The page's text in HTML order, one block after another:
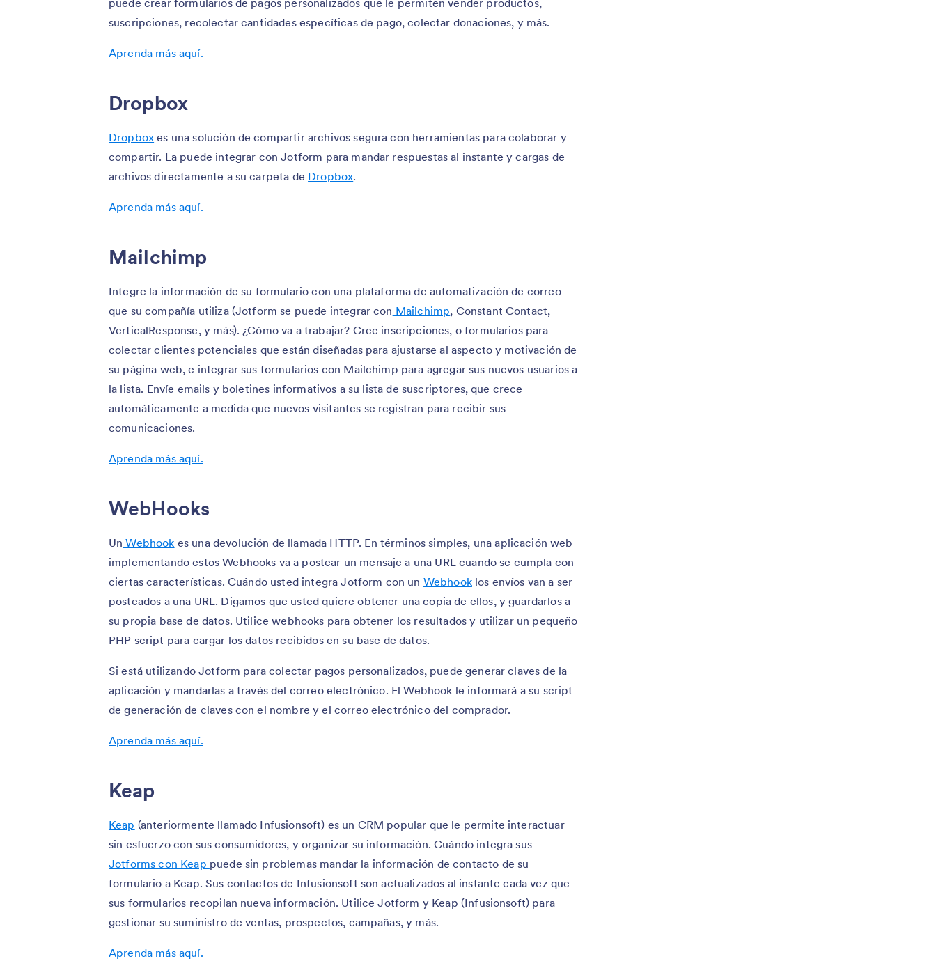
suscripciones, recolectar cantidades específicas de pago, colectar donaciones, y más.
Aprenda más aquí.
Dropbox
Dropbox es una solución de compartir archivos segura con herramientas para colaborar y
compartir. La puede integrar con Jotform para mandar respuestas al instante y cargas de
archivos directamente a su carpeta de Dropbox.
Aprenda más aquí.
Mailchimp
Integre la información de su formulario con una plataforma de automatización de correo
que su compañía utiliza (Jotform se puede integrar con Mailchimp, Constant Contact,
VerticalResponse, y más). ¿Cómo va a trabajar? Cree inscripciones, o formularios para
colectar clientes potenciales que están diseñadas para ajustarse al aspecto y motivación de
su página web, e integrar sus formularios con Mailchimp para agregar sus nuevos usuarios a
la lista. Envíe emails y boletines informativos a su lista de suscriptores, que crece
automáticamente a medida que nuevos visitantes se registran para recibir sus
comunicaciones.
Aprenda más aquí.
WebHooks
Un Webhook es una devolución de llamada HTTP. En términos simples, una aplicación web
implementando estos Webhooks va a postear un mensaje a una URL cuando se cumpla con
ciertas características. Cuándo usted integra Jotform con un Webhooklos envíos van a ser
posteados a una URL. Digamos que usted quiere obtener una copia de ellos, y guardarlos a
su propia base de datos. Utilice webhooks para obtener los resultados y utilizar un pequeño
PHP script para cargar los datos recibidos en su base de datos.
Si está utilizando Jotform para colectar pagos personalizados, puede generar claves de la
aplicación y mandarlas a través del correo electrónico. El Webhook le informará a su script
de generación de claves con el nombre y el correo electrónico del comprador.
Aprenda más aquí.
Keap
Keap (anteriormente llamado Infusionsoft) es un CRM popular que le permite interactuar
sin esfuerzo con sus consumidores, y organizar su información. Cuándo integra sus
Jotforms con Keap puede sin problemas mandar la información de contacto de su
formulario a Keap. Sus contactos de Infusionsoft son actualizados al instante cada vez que
sus formularios recopilan nueva información. Utilice Jotform y Keap (Infusionsoft) para
gestionar su suministro de ventas, prospectos, campañas, y más.
Aprenda más aquí.